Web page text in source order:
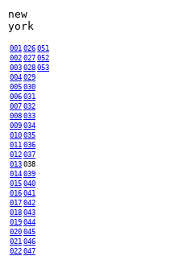
new
york
001 026 051
002 027 052
003 028 053
004 029
005 030
006 031
007 032
008 033
009 034
010 035
011 036
012 037
013 038
014 039
015 040
016 041
017 042
018 043
019 044
020 045
021 046
022 047